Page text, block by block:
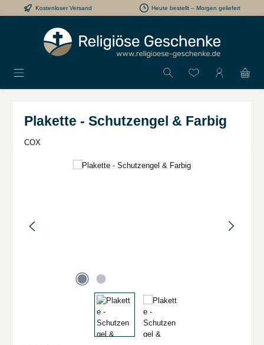
Zum Hauptinhalt springen
Kostenloser Versand Heute bestellt – Morgen geliefert
Du hast 0
Plakette - Schutzengel & Farbig
COX
Bildergalerie überspringen